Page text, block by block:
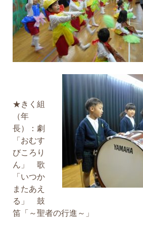
★きく組
（年
長）：劇
「おむす
びころり
ん」 歌
「いつか
またあえ
る」 鼓
笛「～聖者の行進～」